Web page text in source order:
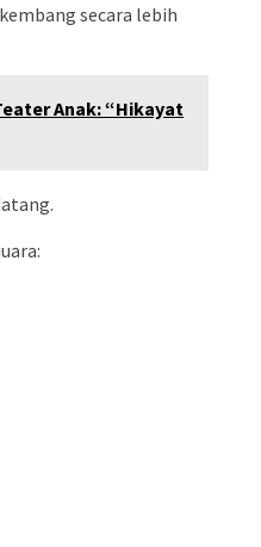
secara lebih
Anak: “Hikayat